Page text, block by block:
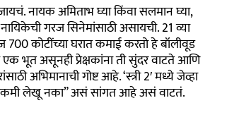
नायक अमिताभ घ्या किंवा सलमान घ्या,
गरज सिनेमांसाठी असायची.21व्या
700कोटींच्या घरात कमाई करतो हे बॉलीवूड
एक भूत असूनही प्रेक्षकांना ती सुंदर वाटते आणि
अभिमानाची गोष्ट आहे.‘स्त्री2′मध्ये जेव्हा
कमी लेखू नका” असं सांगत आहे असं वाटतं.